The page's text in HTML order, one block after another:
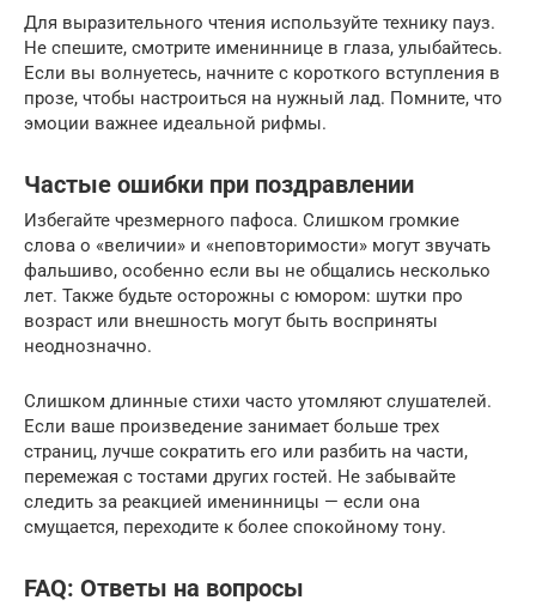
Для выразительного чтения используйте технику пауз.
Не спешите, смотрите имениннице в глаза, улыбайтесь.
Если вы волнуетесь, начните с короткого вступления в
прозе, чтобы настроиться на нужный лад. Помните, что
эмоции важнее идеальной рифмы.
Частые ошибки при поздравлении
Избегайте чрезмерного пафоса. Слишком громкие
слова о «величии» и «неповторимости» могут звучать
фальшиво, особенно если вы не общались несколько
лет. Также будьте осторожны с юмором: шутки про
возраст или внешность могут быть восприняты
неоднозначно.
Слишком длинные стихи часто утомляют слушателей.
Если ваше произведение занимает больше трех
страниц, лучше сократить его или разбить на части,
перемежая с тостами других гостей. Не забывайте
следить за реакцией именинницы — если она
смущается, переходите к более спокойному тону.
FAQ: Ответы на вопросы